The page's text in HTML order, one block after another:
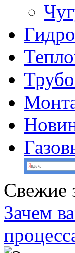
Свежие
Зачем